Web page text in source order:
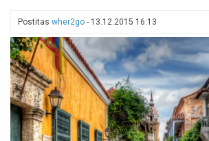
Postitas wher2go - 13.12.2015 16:13